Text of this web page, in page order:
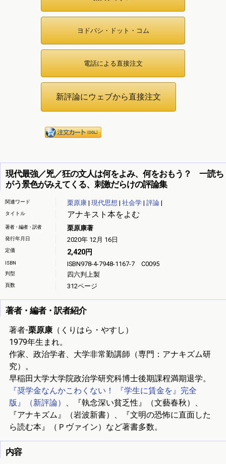
ヨドバシ・ドット・コム
電話による直接注文
現代最強／兇／狂の文人は何をよみ、何をおもう？ 一読ち
がう景色がみえてくる、刺激だらけの評論集
関連ワード 栗原康| 現代思想 | 社会学| 評論|
アナキスト本をよむ
タイトル
著者・編者・訳者 栗原康著
発行年月日 2020年 12月 16日
定価 2,420円
ISBN ISBN978-4-7948-1167-7 C0095
判型 四六判上製
頁数 312ページ
著者・編者・訳者紹介
著者-栗原康（くりはら・やすし）
1979年生まれ。
作家、政治学者、大学非常勤講師（専門：アナキズム研
究）。
早稲田大学大学院政治学研究科博士後期課程満期退学。
『奨学金なんかこわくない！ 『学生に賃金を』完全
版』（新評論）
、『執念深い貧乏性』（文藝春秋）、
『アナキズム』（岩波新書）、『文明の恐怖に直面した
ら読む本』（Ｐヴァイン）など著書多数。
内容